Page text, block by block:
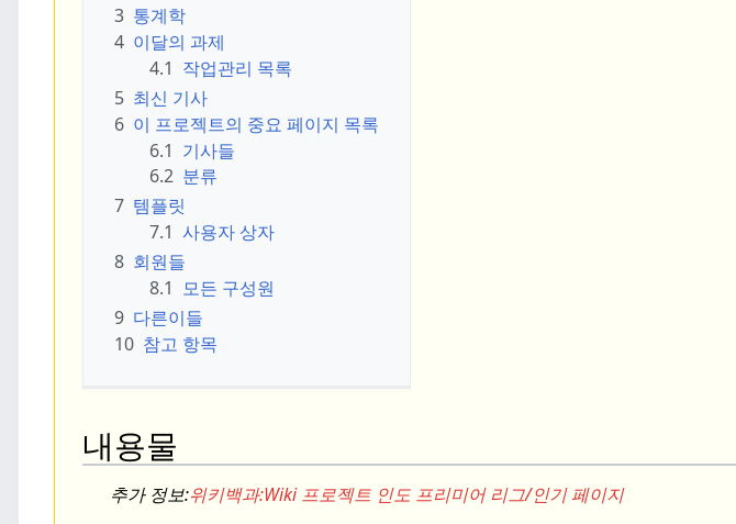
3 통계학
4 이달의 과제
4.1 작업관리 목록
5 최신 기사
6 이 프로젝트의 중요 페이지 목록
6.1 기사들
6.2 분류
7 템플릿
7.1 사용자 상자
8 회원들
8.1 모든 구성원
9 다른이들
10 참고 항목
내용물
추가 정보:위키백과:Wiki 프로젝트 인도 프리미어 리그/인기 페이지